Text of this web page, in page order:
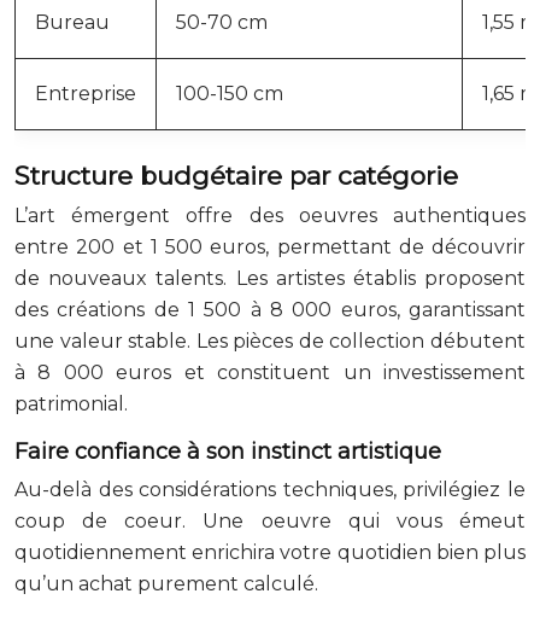
Bureau 50-70 cm 1,55 m
Entreprise 100-150 cm 1,65 m
Structure budgétaire par catégorie
L’art émergent offre des oeuvres authentiques
entre 200 et 1 500 euros, permettant de découvrir
de nouveaux talents. Les artistes établis proposent
des créations de 1 500 à 8 000 euros, garantissant
une valeur stable. Les pièces de collection débutent
à 8 000 euros et constituent un investissement
patrimonial.
Faire confiance à son instinct artistique
Au-delà des considérations techniques, privilégiez le
coup de coeur. Une oeuvre qui vous émeut
quotidiennement enrichira votre quotidien bien plus
qu’un achat purement calculé.